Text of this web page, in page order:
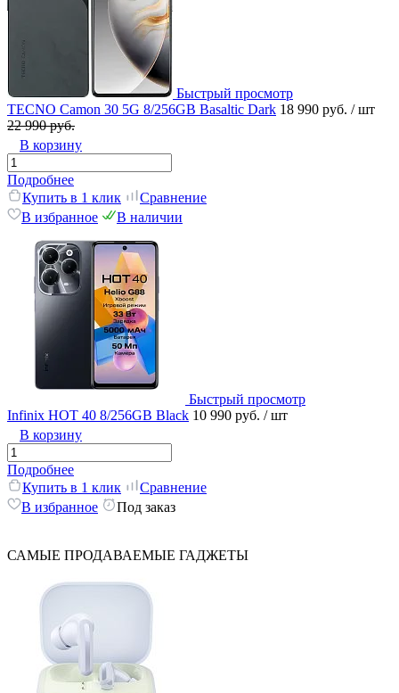
Быстрый просмотр
TECNO Camon 30 5G 8/256GB Basaltic Dark 18 990 руб. / шт
22 990 руб.
В корзину
Подробнее
Купить в 1 клик
Сравнение
В избранное
В наличии
Быстрый просмотр
Infinix HOT 40 8/256GB Black 10 990 руб. / шт
В корзину
Подробнее
Купить в 1 клик
Сравнение
В избранное
Под заказ
САМЫЕ ПРОДАВАЕМЫЕ ГАДЖЕТЫ